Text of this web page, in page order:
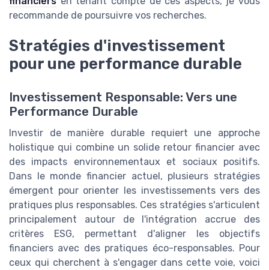
recommande de poursuivre vos recherches.
Stratégies d'investissement
pour une performance durable
Investissement Responsable: Vers une
Performance Durable
Investir de manière durable requiert une approche
holistique qui combine un solide retour financier avec
des impacts environnementaux et sociaux positifs.
Dans le monde financier actuel, plusieurs stratégies
émergent pour orienter les investissements vers des
pratiques plus responsables. Ces stratégies s'articulent
principalement autour de l'intégration accrue des
critères ESG, permettant d'aligner les objectifs
financiers avec des pratiques éco-responsables. Pour
ceux qui cherchent à s'engager dans cette voie, voici